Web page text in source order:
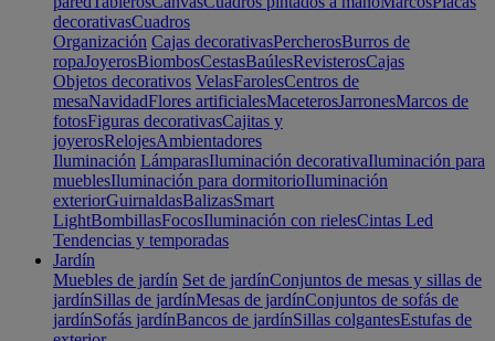
decorativasCuadros
Organización Cajas decorativasPercherosBurros de
ropaJoyerosBiombosCestasBaúlesRevisterosCajas
Objetos decorativos VelasFarolesCentros de
mesaNavidadFlores artificialesMaceterosJarronesMarcos de
fotosFiguras decorativasCajitas y
joyerosRelojesAmbientadores
Iluminación LámparasIluminación decorativaIluminación para
mueblesIluminación para dormitorioIluminación
exteriorGuirnaldasBalizasSmart
LightBombillasFocosIluminación con rielesCintas Led
Tendencias y temporadas
Jardín
Muebles de jardín Set de jardínConjuntos de mesas y sillas de
jardínSillas de jardínMesas de jardínConjuntos de sofás de
jardínSofás jardínBancos de jardínSillas colgantesEstufas de